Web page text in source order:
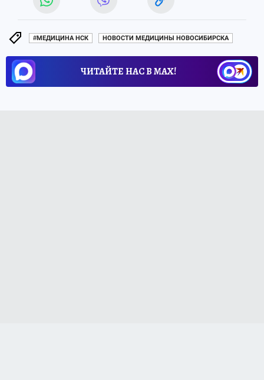
#МЕДИЦИНА НСК НОВОСТИ МЕДИЦИНЫ НОВОСИБИРСКА
ЧИТАЙТЕ НАС В МАХ!